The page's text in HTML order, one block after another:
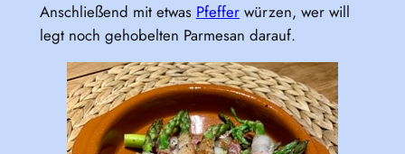
Anschließend mit etwas Pfefferwürzen, wer will
legt noch gehobelten Parmesan darauf.